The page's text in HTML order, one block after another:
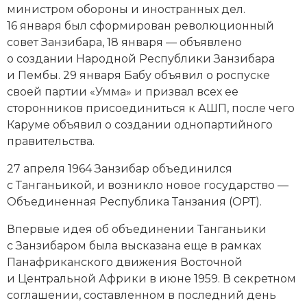
министром обороны и иностранных дел.
16 января был сформирован революционный
совет Занзибара, 18 января — объявлено
о создании Народной Республики Занзибара
и Пембы. 29 января Бабу объявил о роспуске
своей партии «Умма» и призвал всех ее
сторонников присоединиться к АШП, после чего
Каруме объявил о создании однопартийного
правительства.
27 апреля 1964 Занзибар объединился
с Танганьикой, и возникло новое государство —
Объединенная Республика Танзания (ОРТ).
Впервые идея об объединении Танганьики
с Занзибаром была высказана еще в рамках
Панафриканского движения Восточной
и Центральной Африки в июне 1959. В секретном
соглашении, составленном в последний день